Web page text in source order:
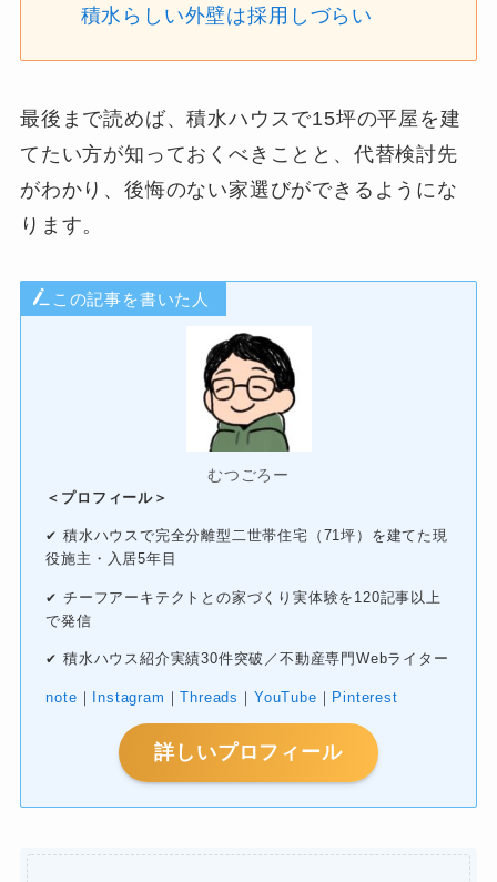
積水らしい外壁は採用しづらい
最後まで読めば、積水ハウスで15坪の平屋を建
てたい方が知っておくべきことと、代替検討先
がわかり、後悔のない家選びができるようにな
ります。
この記事を書いた人
むつごろー
＜プロフィール＞
✔ 積水ハウスで完全分離型二世帯住宅（71坪）を建てた現
役施主・入居5年目
✔ チーフアーキテクトとの家づくり実体験を120記事以上
で発信
✔ 積水ハウス紹介実績30件突破／不動産専門Webライター
note ｜ Instagram ｜Threads ｜ YouTube ｜ Pinterest
詳しいプロフィール